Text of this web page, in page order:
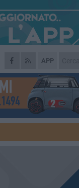
APP